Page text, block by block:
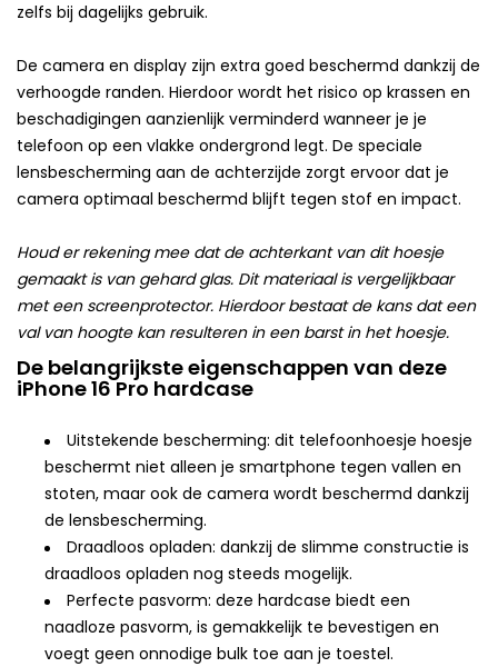
zelfs bij dagelijks gebruik.
De camera en display zijn extra goed beschermd dankzij de
verhoogde randen. Hierdoor wordt het risico op krassen en
beschadigingen aanzienlijk verminderd wanneer je je
telefoon op een vlakke ondergrond legt. De speciale
lensbescherming aan de achterzijde zorgt ervoor dat je
camera optimaal beschermd blijft tegen stof en impact.
Houd er rekening mee dat de achterkant van dit hoesje
gemaakt is van gehard glas. Dit materiaal is vergelijkbaar
met een screenprotector. Hierdoor bestaat de kans dat een
val van hoogte kan resulteren in een barst in het hoesje.
De belangrijkste eigenschappen van deze
iPhone 16 Pro hardcase
Uitstekende bescherming: dit telefoonhoesje hoesje
beschermt niet alleen je smartphone tegen vallen en
stoten, maar ook de camera wordt beschermd dankzij
de lensbescherming.
Draadloos opladen: dankzij de slimme constructie is
draadloos opladen nog steeds mogelijk.
Perfecte pasvorm: deze hardcase biedt een
naadloze pasvorm, is gemakkelijk te bevestigen en
voegt geen onnodige bulk toe aan je toestel.